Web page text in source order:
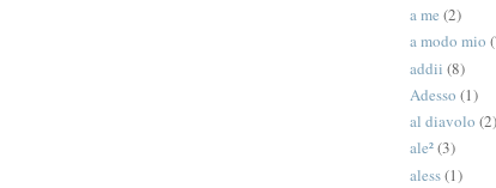
a me (2)
a modo mio
addii (8)
Adesso (1)
al diavolo (2)
ale²(3)
aless(1)